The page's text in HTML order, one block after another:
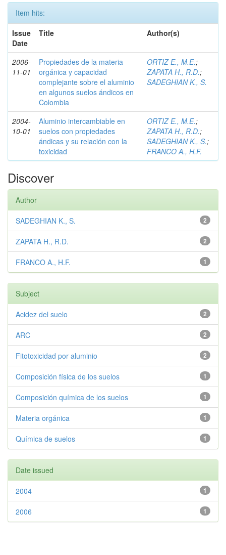
Item hits:
Issue
Date
Title Author(s)
2006-
11-01
Propiedades de la materia
orgánica y capacidad
complejante sobre el aluminio
en algunos suelos ándicos en
Colombia
ORTIZ E., M.E.;
ZAPATA H., R.D.;
SADEGHIAN K., S.
2004-
10-01
Aluminio intercambiable en
suelos con propiedades
ándicas y su relación con la
toxicidad
ORTIZ E., M.E.;
ZAPATA H., R.D.;
SADEGHIAN K., S.;
FRANCO A., H.F.
Discover
Author
2
SADEGHIAN K., S.
2
ZAPATA H., R.D.
1
FRANCO A., H.F.
Subject
2
Acidez del suelo
2
ARC
2
Fitotoxicidad por aluminio
1
Composición física de los suelos
1
Composición química de los suelos
1
Materia orgánica
1
Química de suelos
Date issued
1
2004
1
2006